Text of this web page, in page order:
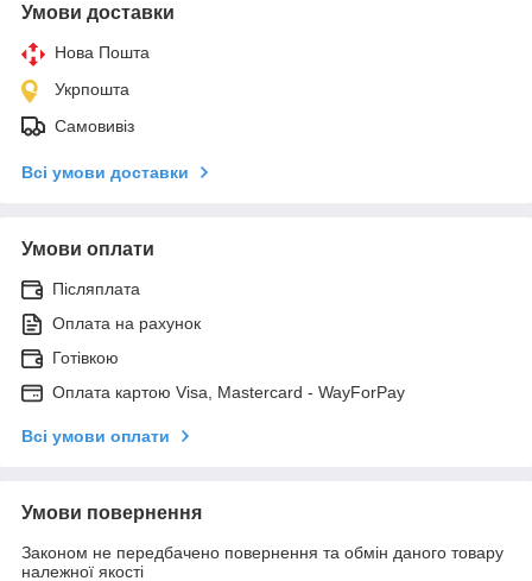
Умови доставки
Нова Пошта
Укрпошта
Самовивіз
Всі умови доставки
Умови оплати
Післяплата
Оплата на рахунок
Готівкою
Оплата картою Visa, Mastercard - WayForPay
Всі умови оплати
Умови повернення
Законом не передбачено повернення та обмін даного товару
належної якості